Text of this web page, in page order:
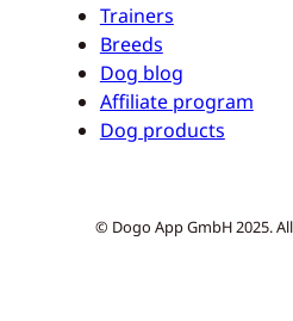
Trainers
Breeds
Dog blog
Affiliate program
Dog products
© Dogo App GmbH 2025.